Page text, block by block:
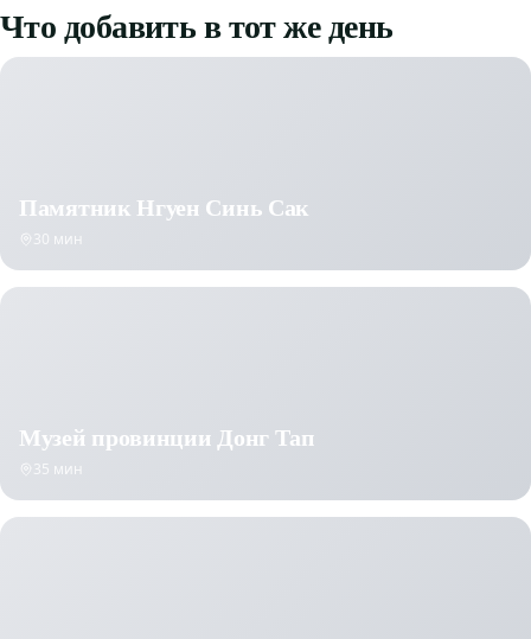
Что добавить в тот же день
Памятник Нгуен Синь Сак
30 мин
Музей провинции Донг Тап
35 мин